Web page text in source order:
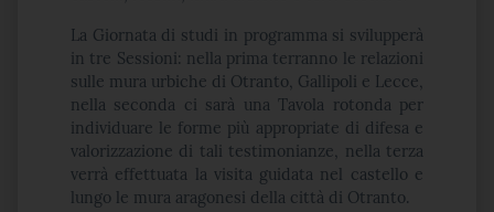
La Giornata di studi in programma si svilupperà
in tre Sessioni: nella prima terranno le relazioni
sulle mura urbiche di Otranto, Gallipoli e Lecce,
nella seconda ci sarà una Tavola rotonda per
individuare le forme più appropriate di difesa e
valorizzazione di tali testimonianze, nella terza
verrà effettuata la visita guidata nel castello e
lungo le mura aragonesi della città di Otranto.